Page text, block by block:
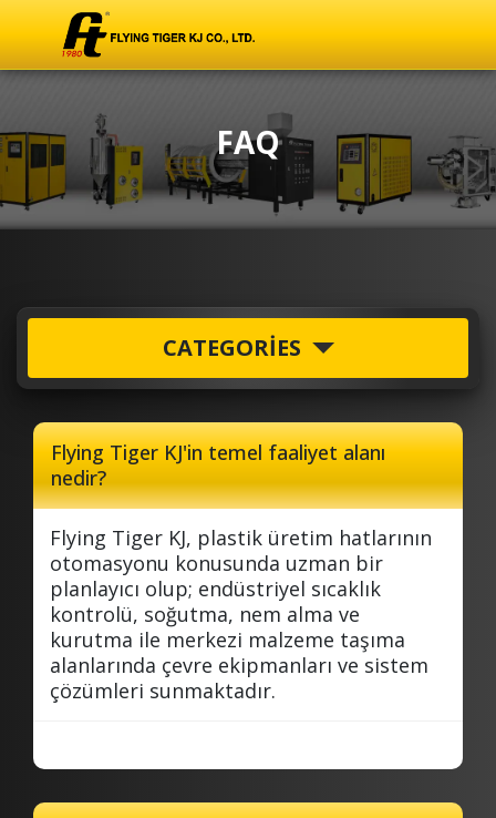
FAQ
CATEGORIES
Flying Tiger KJ'in temel faaliyet alanı
nedir?
Flying Tiger KJ, plastik üretim hatlarının
otomasyonu konusunda uzman bir
planlayıcı olup; endüstriyel sıcaklık
kontrolü, soğutma, nem alma ve
kurutma ile merkezi malzeme taşıma
alanlarında çevre ekipmanları ve sistem
çözümleri sunmaktadır.